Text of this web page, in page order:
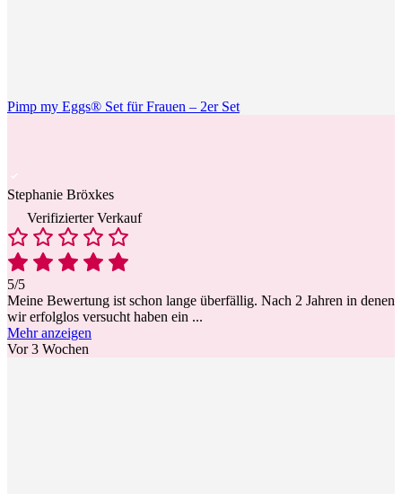
Pimp my Eggs® Set für Frauen – 2er Set
Stephanie Bröxkes
Verifizierter Verkauf
5/5
Meine Bewertung ist schon lange überfällig. Nach 2 Jahren in denen
wir erfolglos versucht haben ein ...
Mehr anzeigen
Vor 3 Wochen